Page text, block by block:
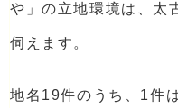
や」の立地環境は、太
伺えます。
地名19件のうち、1件